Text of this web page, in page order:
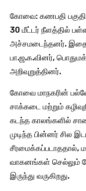
கோவை: கணபதி
30 மீட்டர் நீளத்தில்
அச்சமடைந்தனர்.
பா.ஜ.க.வினர்,
அறிவுறுத்தினர்.
கோவை மாநகரின்
சாக்கடை மற்றும்
கடந்த காலங்களில்
முடிந்த பின்னர் சில
சீரமைக்கப்படாததால்,
வாகனங்கள் செல்லும்
இருந்து வருகிறது.